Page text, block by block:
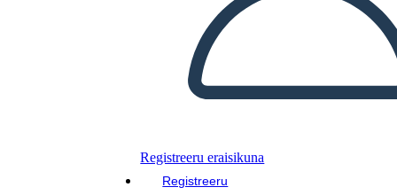
Registreeru eraisikuna
Registreeru